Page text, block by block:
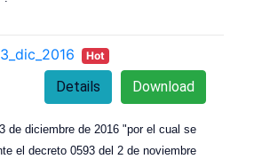
Hot
Download
Details
de diciembre de 2016 "por el cual se
el decreto 0593 del 2 de noviembre